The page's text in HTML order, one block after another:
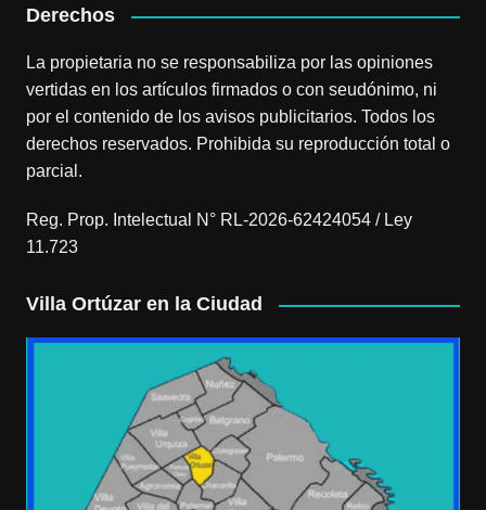
Derechos
La propietaria no se responsabiliza por las opiniones
vertidas en los artículos firmados o con seudónimo, ni
por el contenido de los avisos publicitarios. Todos los
derechos reservados. Prohibida su reproducción total o
parcial.
Reg. Prop. Intelectual N° RL-2026-62424054 / Ley
11.723
Villa Ortúzar en la Ciudad